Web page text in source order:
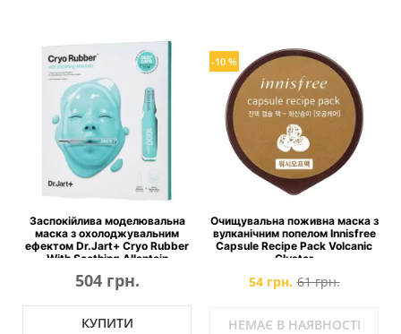
Заспокійлива моделювальна
маска з охолоджувальним
ефектом Dr.Jart+ Cryo Rubber
With Soothing Allantoin
504 грн.
КУПИТИ
-10 %
Очищувальна поживна маска з
вулканічним попелом Innisfree
Capsule Recipe Pack Volcanic
Cluster
54 грн. 61 грн.
НЕМАЄ В НАЯВНОСТІ